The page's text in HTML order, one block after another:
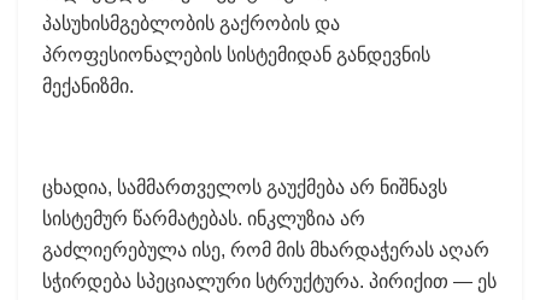
პასუხისმგებლობის გაქრობის და
პროფესიონალების სისტემიდან განდევნის
მექანიზმი.
ცხადია, სამმართველოს გაუქმება არ ნიშნავს
სისტემურ წარმატებას. ინკლუზია არ
გაძლიერებულა ისე, რომ მის მხარდაჭერას აღარ
სჭირდება სპეციალური სტრუქტურა. პირიქით — ეს